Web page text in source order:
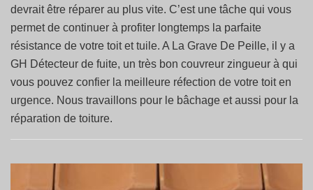
devrait être réparer au plus vite. C’est une tâche qui vous
permet de continuer à profiter longtemps la parfaite
résistance de votre toit et tuile. A La Grave De Peille, il y a
GH Détecteur de fuite, un très bon couvreur zingueur à qui
vous pouvez confier la meilleure réfection de votre toit en
urgence. Nous travaillons pour le bâchage et aussi pour la
réparation de toiture.